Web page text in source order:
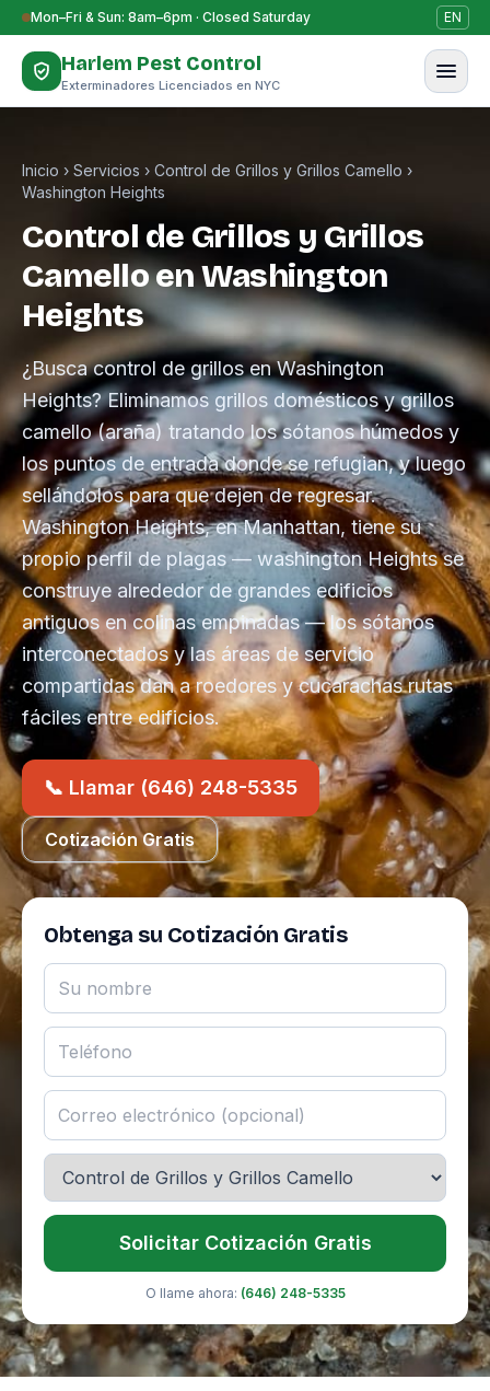
Saltar al contenido
Mon–Fri & Sun: 8am–6pm · Closed Saturday EN
Harlem Pest Control
Exterminadores Licenciados en NYC
Inicio › Servicios › Control de Grillos y Grillos Camello ›
Washington Heights
Control de Grillos y Grillos
Camello en Washington
Heights
¿Busca control de grillos en Washington
Heights? Eliminamos grillos domésticos y grillos
camello (araña) tratando los sótanos húmedos y
los puntos de entrada donde se refugian, y luego
sellándolos para que dejen de regresar.
Washington Heights, en Manhattan, tiene su
propio perfil de plagas — washington Heights se
construye alrededor de grandes edificios
antiguos en colinas empinadas — los sótanos
interconectados y las áreas de servicio
compartidas dan a roedores y cucarachas rutas
fáciles entre edificios.
📞 Llamar (646) 248-5335
Cotización Gratis
Obtenga su Cotización Gratis
Solicitar Cotización Gratis
O llame ahora: (646) 248-5335